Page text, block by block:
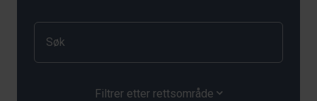
Filtrer etter rettsområde